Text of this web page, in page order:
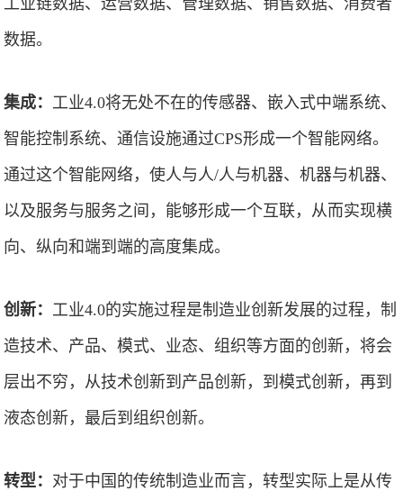
工业链数据、运营数据、管理数据、销售数据、消费者
数据。
集成： 工业4.0将无处不在的传感器、嵌入式中端系统、
智能控制系统、通信设施通过CPS形成一个智能网络。
通过这个智能网络，使人与人/人与机器、机器与机器、
以及服务与服务之间，能够形成一个互联，从而实现横
向、纵向和端到端的高度集成。
创新： 工业4.0的实施过程是制造业创新发展的过程，制
造技术、产品、模式、业态、组织等方面的创新，将会
层出不穷，从技术创新到产品创新，到模式创新，再到
液态创新，最后到组织创新。
转型： 对于中国的传统制造业而言，转型实际上是从传